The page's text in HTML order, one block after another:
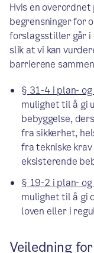
Hvis en
begrensninger for
forslagsstiller går i
slik at vi kan
barrierene
§ 31-4 i plan-
mulighet til å gi
bebyggelse,
fra sikkerhet,
fra tekniske
eksisterende
§ 19-2 i plan-
mulighet til å gi
loven eller i
Veiledning